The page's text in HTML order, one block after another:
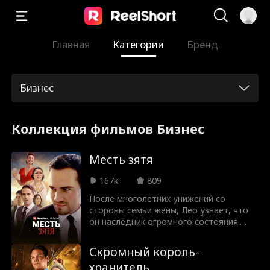
Главная Категории Бренд
Бизнес
Коллекция фильмов Бизнес
Месть зятя
167k
809
После многолетних унижений со
стороны семьи жены, Лео узнает, что
он наследник огромного состояния.
Скромный король-